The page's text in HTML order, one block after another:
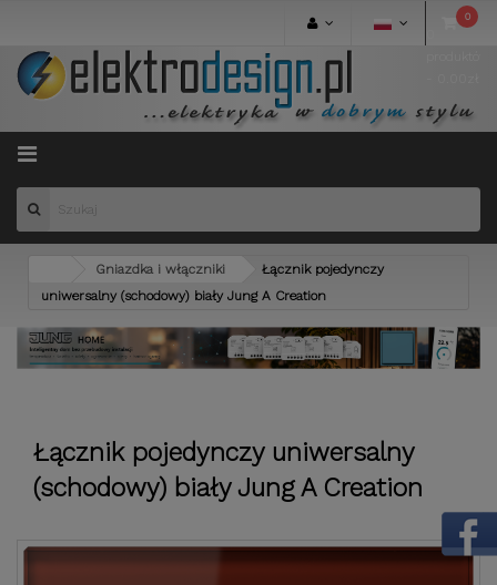
0
Menu
Gniazdka i włączniki
Łącznik pojedynczy
uniwersalny (schodowy) biały Jung A Creation
Łącznik pojedynczy uniwersalny
(schodowy) biały Jung A Creation